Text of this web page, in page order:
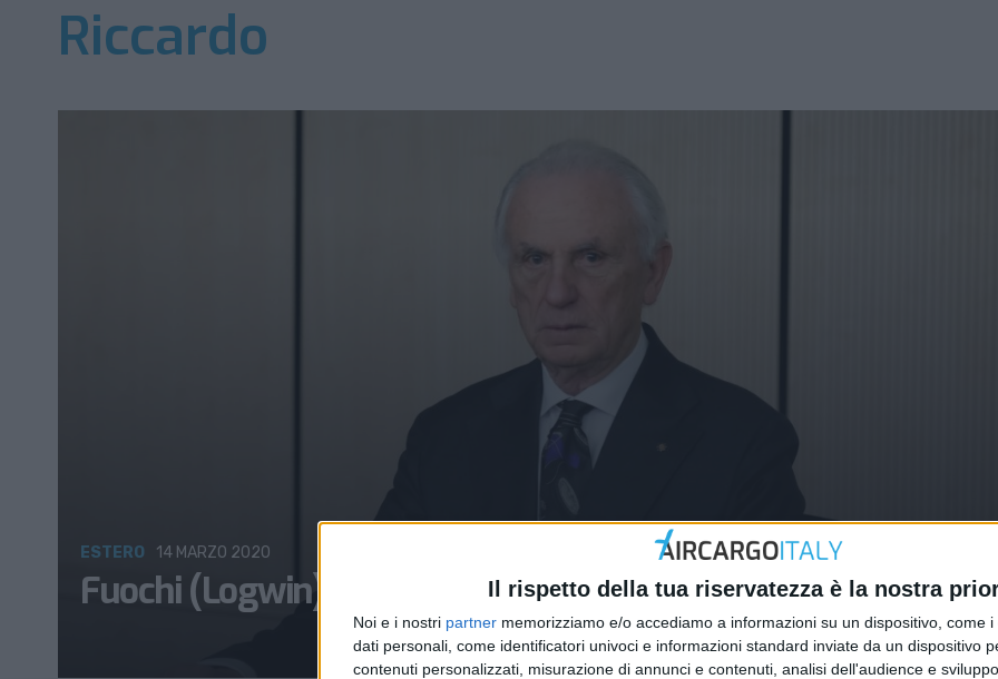
Il rispetto della tua riservatezza è la nostra
Noi e i nostri partner memorizziamo e/o accediamo a informazioni su un dispositivo, come
dati personali, come identificatori univoci e informazioni standard inviate da un dispositivo
contenuti personalizzati, misurazione di annunci e contenuti, analisi dell'audience e
Riccardo
Fuochi (Logwin): “Situazione critica per i voli cargo verso gli
ESTERO 14 MARZO 2020